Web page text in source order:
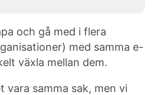
och gå med i flera
med samma e-
växla mellan dem.
vara samma sak, men vi